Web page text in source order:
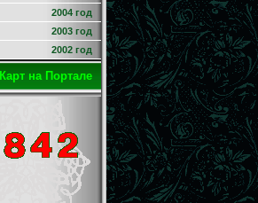
2004 год
2003 год
2002 год
Карт на Портале